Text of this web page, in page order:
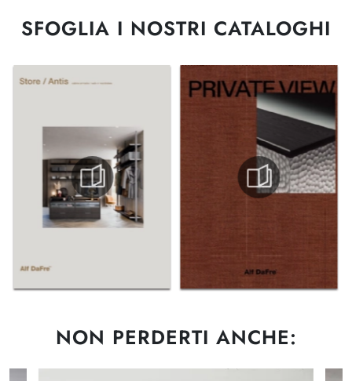
SFOGLIA I NOSTRI CATALOGHI
NON PERDERTI ANCHE: